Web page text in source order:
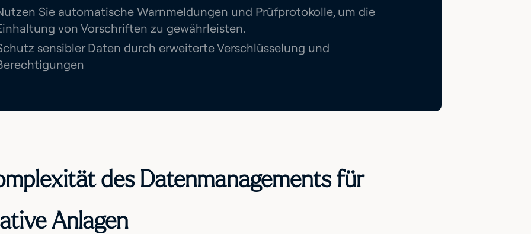
Sie automatische Warnmeldungen und Prüfprotokolle, um die
von Vorschriften zu gewährleisten.
sensibler Daten durch erweiterte Verschlüsselung und
des Datenmanagements für
Anlagen